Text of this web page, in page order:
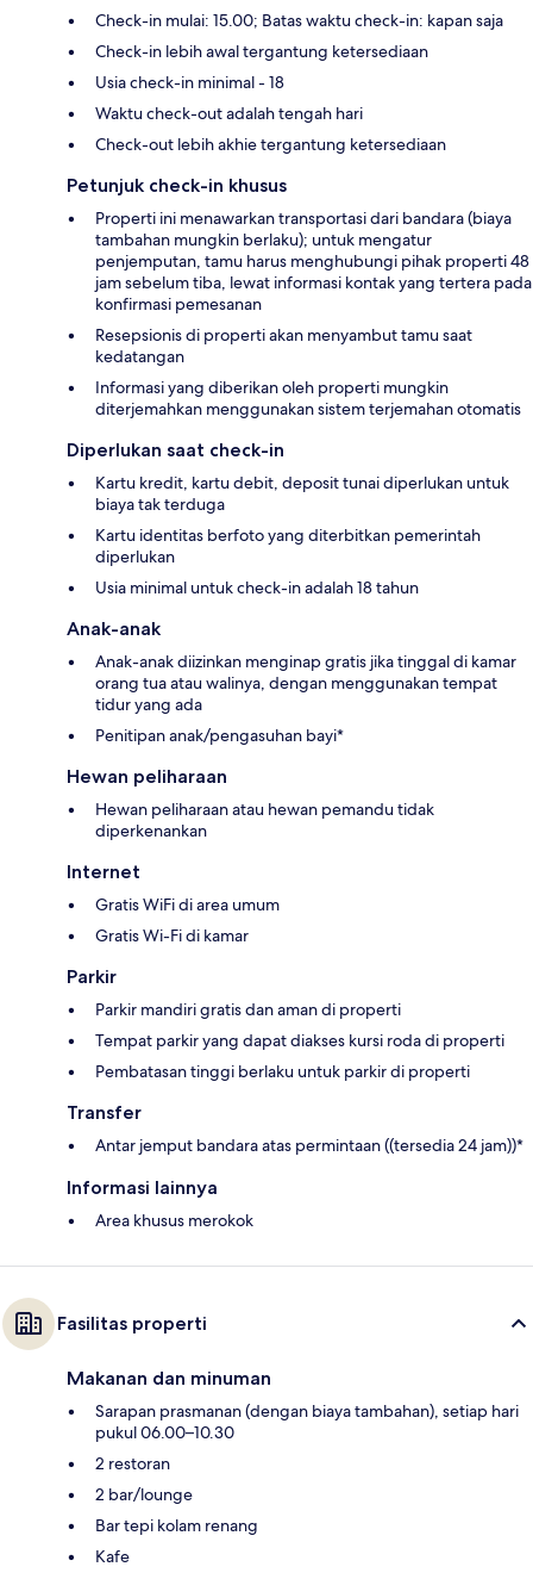
Check-in mulai: 15.00; Batas waktu check-in: kapan saja
Check-in lebih awal tergantung ketersediaan
Usia check-in minimal - 18
Waktu check-out adalah tengah hari
Check-out lebih akhie tergantung ketersediaan
Petunjuk check-in khusus
Properti ini menawarkan transportasi dari bandara (biaya
tambahan mungkin berlaku); untuk mengatur
penjemputan, tamu harus menghubungi pihak properti 48
jam sebelum tiba, lewat informasi kontak yang tertera pada
konfirmasi pemesanan
Resepsionis di properti akan menyambut tamu saat
kedatangan
Informasi yang diberikan oleh properti mungkin
diterjemahkan menggunakan sistem terjemahan otomatis
Diperlukan saat check-in
Kartu kredit, kartu debit, deposit tunai diperlukan untuk
biaya tak terduga
Kartu identitas berfoto yang diterbitkan pemerintah
diperlukan
Usia minimal untuk check-in adalah 18 tahun
Anak-anak
Anak-anak diizinkan menginap gratis jika tinggal di kamar
orang tua atau walinya, dengan menggunakan tempat
tidur yang ada
Penitipan anak/pengasuhan bayi*
Hewan peliharaan
Hewan peliharaan atau hewan pemandu tidak
diperkenankan
Internet
Gratis WiFi di area umum
Gratis Wi-Fi di kamar
Parkir
Parkir mandiri gratis dan aman di properti
Tempat parkir yang dapat diakses kursi roda di properti
Pembatasan tinggi berlaku untuk parkir di properti
Transfer
Antar jemput bandara atas permintaan ((tersedia 24 jam))*
Informasi lainnya
Area khusus merokok
Fasilitas properti
Makanan dan minuman
Sarapan prasmanan (dengan biaya tambahan), setiap hari
pukul 06.00–10.30
2 restoran
2 bar/lounge
Bar tepi kolam renang
Kafe